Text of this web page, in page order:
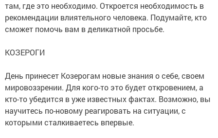
там, где это необходимо. Откроется необходимость в
рекомендации влиятельного человека. Подумайте, кто
сможет помочь вам в деликатной просьбе.
КОЗЕРОГИ
День принесет Козерогам новые знания о себе, своем
мировоззрении. Для кого-то это будет откровением, а
кто-то убедится в уже известных фактах. Возможно, вы
научитесь по-новому реагировать на ситуации, с
которыми сталкиваетесь впервые.